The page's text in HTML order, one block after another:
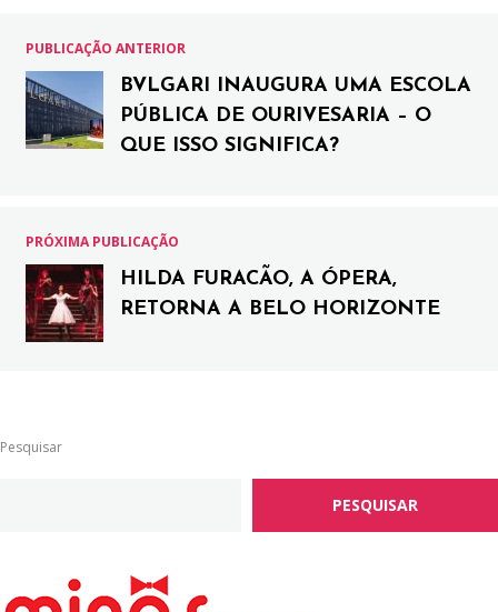
PUBLICAÇÃO ANTERIOR
BVLGARI INAUGURA UMA ESCOLA
PÚBLICA DE OURIVESARIA – O
QUE ISSO SIGNIFICA?
PRÓXIMA PUBLICAÇÃO
HILDA FURACÃO, A ÓPERA,
RETORNA A BELO HORIZONTE
Pesquisar
PESQUISAR